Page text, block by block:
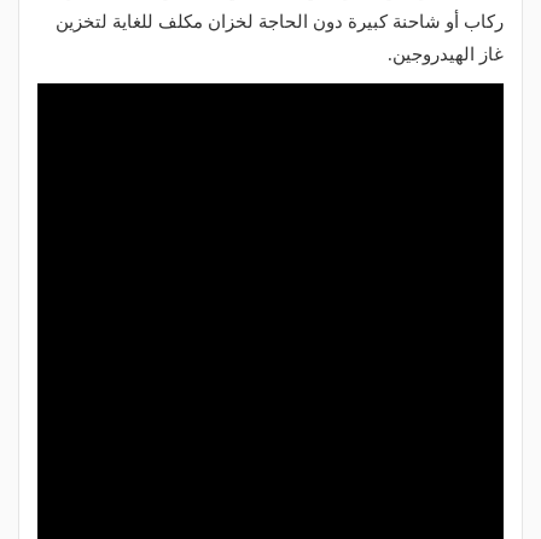
ركاب أو شاحنة كبيرة دون الحاجة لخزان مكلف للغاية لتخزين
غاز الهيدروجين.